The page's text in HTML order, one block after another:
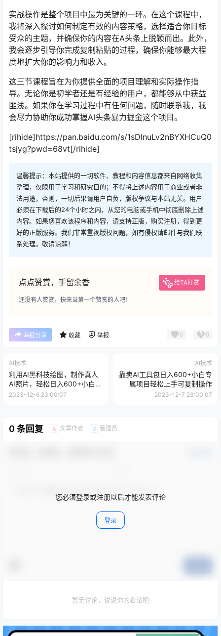
实战操作是整个项目中最为关键的一环。在这个课程中，
我将深入探讨如何制定有效的内容策略，选择适合你目标
受众的主题，并确保你的内容在A头条上脱颖而出。此外，
我会逐步引导你完成复制粘贴的过程，确保你能够最大程
度地扩大你的影响力和收入。
这三节课程旨在为你提供全面的项目理解和实际操作指
导。无论你是初学者还是有经验的用户，都能够从中获益
匪浅。如果你在学习过程中有任何问题，随时联系我，我
会尽力协助你成功掌握AI头条暴力掘金这个项目。
[rihide]https://pan.baidu.com/s/1sDlnuLv2nBYXHCuQ0
tsjyg?pwd=68vt[/rihide]
温馨提示：本站提供的一切软件、教程和内容信息都来自网络收集
整理，仅限用于学习和研究目的；不得将上述内容用于商业或者非
法用途，否则，一切后果请用户自负，版权争议与本站无关。用户
必须在下载后的24个小时之内，从您的电脑或手机中彻底删除上述
内容。如果您喜欢该程序和内容，请支持正版，购买注册，得到更
好的正版服务。我们非常重视版权问题，如有侵权请邮件与我们联
系处理。敬请谅解！
点点赞赏，手留余香 给TA打赏
还没有人赞赏，快来当第一个赞赏的人吧！
海报分享 收藏 举报 0 0
AI技术
利用AI黑科技绘图，制作真人
AI照片，轻松日入600+小白无
脑操作，保姆级教程【揭秘】
2023-12-6 23:00:07
AI技术
靠卖AI工具包日入600+小白专
属项目轻松上手可复制操作
2023-12-7 23:00:07
0 条回复 A 文章作者 M 管理员
您必须登录或注册以后才能发表评论
登录
暂无讨论，说说你的看法吧